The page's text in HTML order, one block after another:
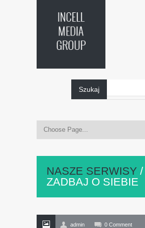
Szukaj
NASZE SERWISY /
ZADBAJ O SIEBIE
Siebie
admin 0 Comment